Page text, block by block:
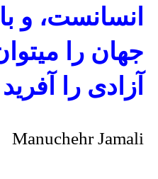
انسانست، و
جهان را
آزادی را آفرید
Manuchehr Jamali